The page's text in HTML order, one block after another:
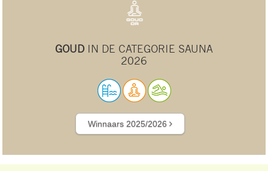
GOUDIN DE CATEGORIE SAUNA
2026
Winnaars 2025/2026